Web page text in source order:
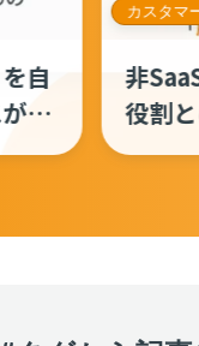
の
例
つ
カスタマ
CSア
来を